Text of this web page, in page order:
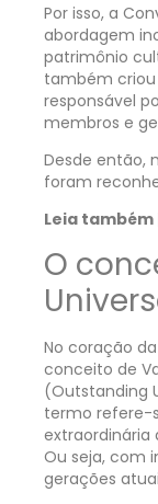
Por isso, a
abordagem
patrimônio
também criou
responsável
membros e
Desde então,
foram
Leia também
O
No coração
conceito de
(Outstanding
termo refere-
extraordinária
Ou seja, com
gerações